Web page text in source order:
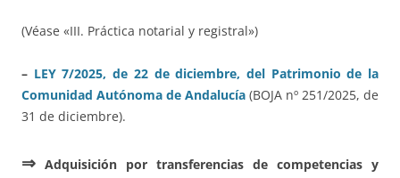
(Véase «III. Práctica notarial y registral»)
– LEY 7/2025, de 22 de diciembre, del Patrimonio de la
Comunidad Autónoma de Andalucía (BOJA nº 251/2025, de
31 de diciembre).
⇒ Adquisición por transferencias de competencias y